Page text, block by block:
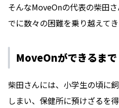
そんなMoveOnの代表の柴田
でに数々の困難を乗り越えてき
MoveOnができるまで
柴田さんには、小学生の頃に
しまい、保健所に預けざるを